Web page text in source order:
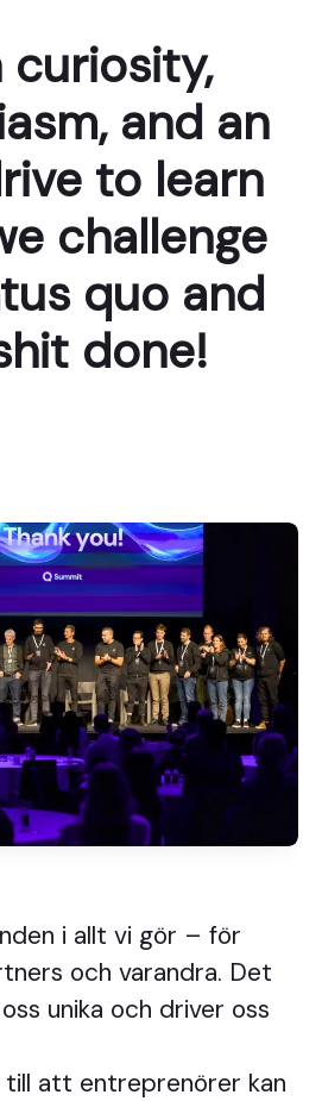
curiosity,
and an
to learn
challenge
quo and
done!
i allt vi gör – för
och varandra. Det
unika och driver oss
till att entreprenörer kan